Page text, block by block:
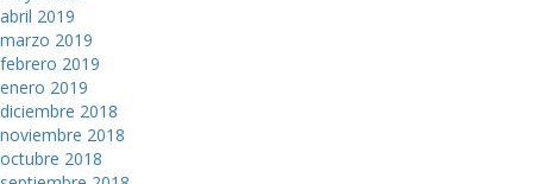
abril 2019
marzo 2019
febrero 2019
enero 2019
diciembre 2018
noviembre 2018
octubre 2018